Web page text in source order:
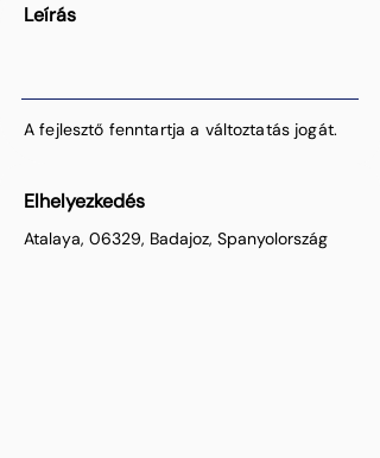
Leírás
A fejlesztő fenntartja a változtatás jogát.
Elhelyezkedés
Atalaya, 06329, Badajoz, Spanyolország